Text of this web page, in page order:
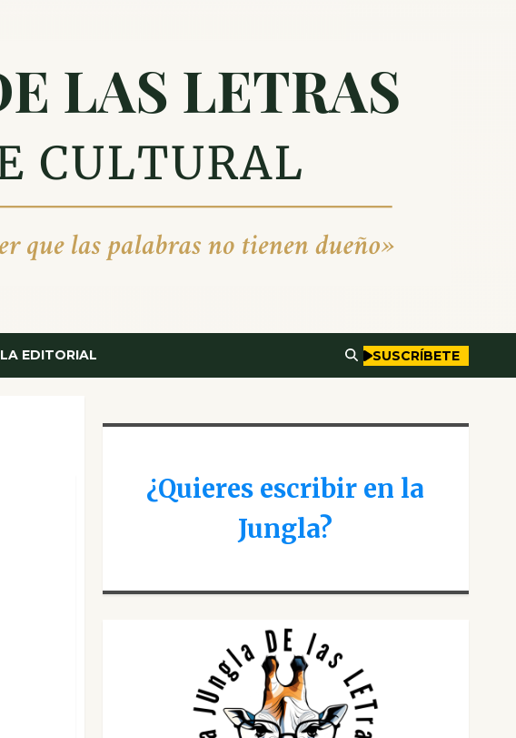
LA EDITORIAL SUSCRÍBETE
¿Quieres escribir en la
Jungla?